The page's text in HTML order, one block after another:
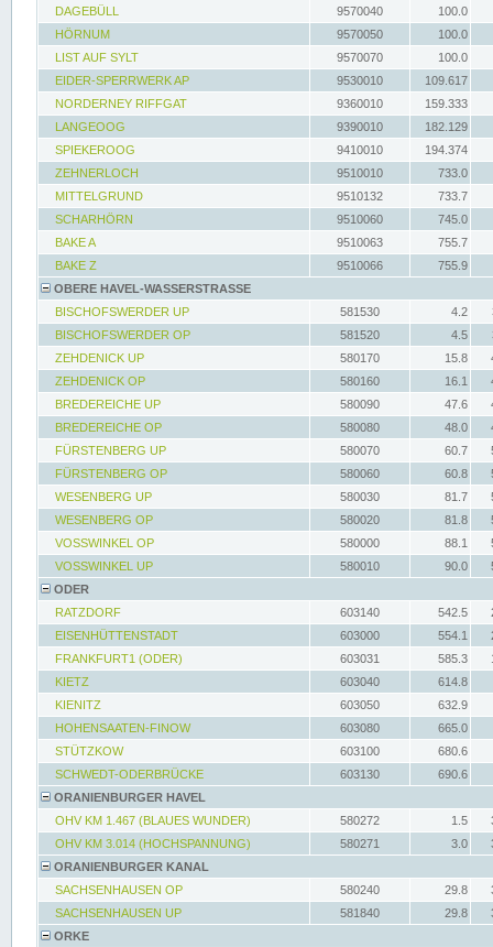
DAGEBÜLL 9570040
100.0
HÖRNUM
9570050
100.0
LIST AUF SYLT
9570070
100.0
EIDER-SPERRWERK AP
9530010
109.617
NORDERNEY RIFFGAT
9360010
159.333
LANGEOOG
9390010
182.129
SPIEKEROOG
9410010
194.374
ZEHNERLOCH
9510010
733.0
MITTELGRUND
9510132
733.7
SCHARHÖRN
9510060
745.0
BAKE A
9510063
755.7
BAKE Z
9510066
755.9
OBERE HAVEL-WASSERSTRASSE
BISCHOFSWERDER UP
581530 4.2
BISCHOFSWERDER OP
581520 4.5
ZEHDENICK UP
580170 15.8
ZEHDENICK OP
580160 16.1
BREDEREICHE UP
580090 47.6
BREDEREICHE OP
580080 48.0
FÜRSTENBERG UP
580070 60.7
FÜRSTENBERG OP
580060 60.8
WESENBERG UP
580030 81.7
WESENBERG OP
580020 81.8
VOSSWINKEL OP
580000 88.1
VOSSWINKEL UP
580010 90.0
ODER
RATZDORF
603140 542.5
EISENHÜTTENSTADT
603000 554.1
FRANKFURT1 (ODER)
603031 585.3
KIETZ
603040
614.8
KIENITZ
603050
632.9
HOHENSAATEN-FINOW
603080
665.0
STÜTZKOW
603100
680.6
SCHWEDT-ODERBRÜCKE
603130
690.6
ORANIENBURGER HAVEL
OHV KM 1.467 (BLAUES WUNDER)
580272 1.5
OHV KM 3.014 (HOCHSPANNUNG)
580271 3.0
ORANIENBURGER KANAL
SACHSENHAUSEN OP
580240 29.8
SACHSENHAUSEN UP
581840 29.8
ORKE